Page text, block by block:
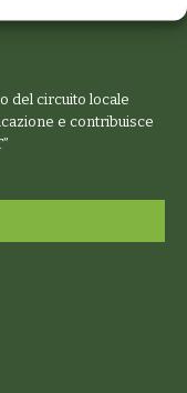
del circuito locale
e contribuisce
”